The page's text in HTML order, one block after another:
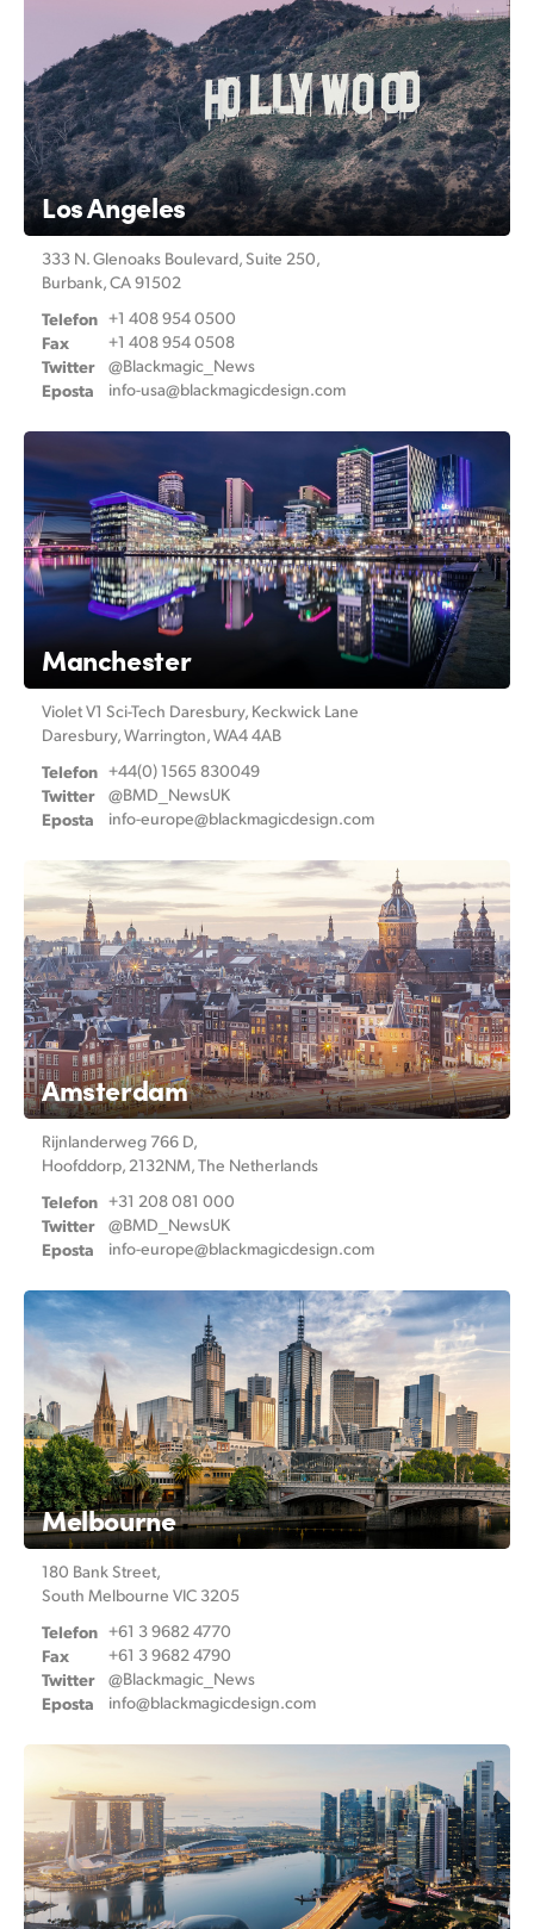
Singapore
South Africa
Spain
Sweden
Chinese Taipei
UAE
United States
Los Angeles
333 N. Glenoaks Boulevard,Suite 250,
Burbank, CA 91502
Telefon
Fax
Twitter
Eposta
+1 408 954 0500
+1 408 954 0508
@Blackmagic_News
info-usa@blackmagicdesign.com
Manchester
Violet V1 Sci-Tech Daresbury, Keckwick Lane
Daresbury, Warrington, WA4 4AB
Telefon
Twitter
Eposta
+44(0) 1565 830049
@BMD_NewsUK
info-europe@blackmagicdesign.com
Amsterdam
Rijnlanderweg 766 D,
Hoofddorp, 2132NM, The Netherlands
Telefon
Twitter
Eposta
+31 208 081 000
@BMD_NewsUK
info-europe@blackmagicdesign.com
Melbourne
180 Bank Street,
South Melbourne VIC 3205
Telefon
Fax
Twitter
Eposta
+61 3 9682 4770
+61 3 9682 4790
@Blackmagic_News
info@blackmagicdesign.com